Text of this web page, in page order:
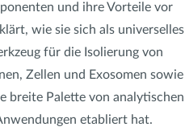
und ihre Vorteile vor
wie sie sich als universelles
für die Isolierung von
Zellen und Exosomen sowie
breite Palette von analytischen
etabliert hat.